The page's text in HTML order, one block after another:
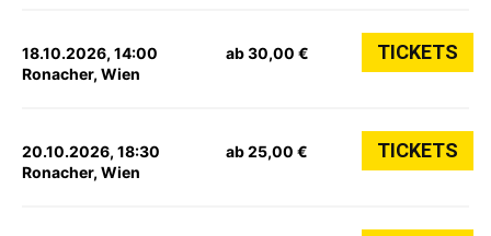
18.10.2026, 14:00
Ronacher, Wien
ab 30,00 € TICKETS
20.10.2026, 18:30
Ronacher, Wien
ab 25,00 € TICKETS